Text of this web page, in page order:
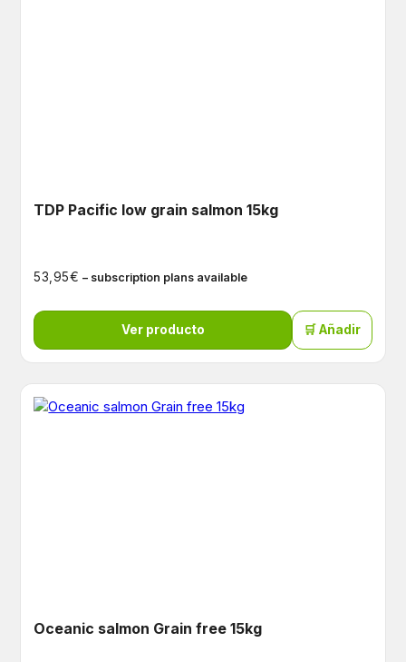
TDP Pacific low grain salmon 15kg
53,95€ – subscription plans available
Ver producto 🛒 Añadir
Oceanic salmon Grain free 15kg